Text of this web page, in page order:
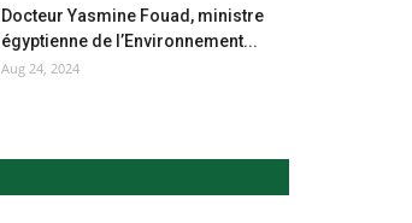
Docteur Yasmine Fouad, ministre
égyptienne de l’Environnement...
Aug 24, 2024